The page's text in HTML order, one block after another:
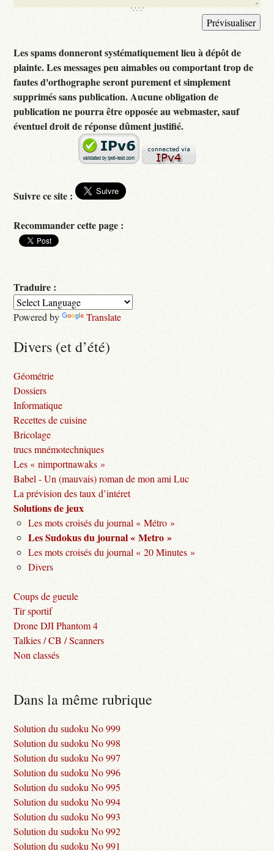
Les spams donneront systématiquement lieu à dépôt de
plainte. Les messages peu aimables ou comportant trop de
fautes d'orthographe seront purement et simplement
supprimés sans publication. Aucune obligation de
publication ne pourra être opposée au webmaster, sauf
éventuel droit de réponse dûment justifié.
Suivre ce site :
Recommander cette page :
Traduire :
Powered by Translate
Divers (et d’été)
Géométrie
Dossiers
Informatique
Recettes de cuisine
Bricolage
trucs mnémotechniques
Les « nimportnawaks »
Babel - Un (mauvais) roman de mon ami Luc
La prévision des taux d’intéret
Solutions de jeux
Les mots croisés du journal « Métro »
Les Sudokus du journal « Metro »
Les mots croisés du journal « 20 Minutes »
Divers
Coups de gueule
Tir sportif
Drone DJI Phantom 4
Talkies / CB / Scanners
Non classés
Dans la même rubrique
Solution du sudoku No 999
Solution du sudoku No 998
Solution du sudoku No 997
Solution du sudoku No 996
Solution du sudoku No 995
Solution du sudoku No 994
Solution du sudoku No 993
Solution du sudoku No 992
Solution du sudoku No 991